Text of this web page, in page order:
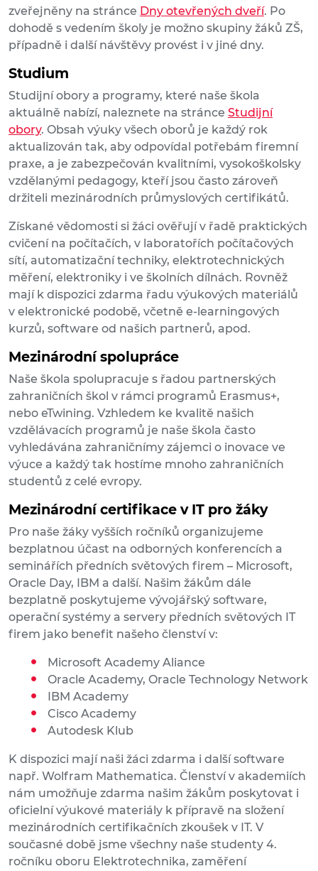
zveřejněny na stránce Dny otevřených dveří. Po
dohodě s vedením školy je možno skupiny žáků ZŠ,
případně i další návštěvy provést i v jiné dny.
Studium
Studijní obory a programy, které naše škola
aktuálně nabízí, naleznete na stránce Studijní
obory. Obsah výuky všech oborů je každý rok
aktualizován tak, aby odpovídal potřebám firemní
praxe, a je zabezpečován kvalitními, vysokoškolsky
vzdělanými pedagogy, kteří jsou často zároveň
držiteli mezinárodních průmyslových certifikátů.
Získané vědomosti si žáci ověřují v řadě praktických
cvičení na počítačích, v laboratořích počítačových
sítí, automatizační techniky, elektrotechnických
měření, elektro­niky i ve školních dílnách. Rovněž
mají k dispozici zdarma řadu výukových materiálů
v elektronické podobě, včetně e-learningových
kurzů, software od našich partnerů, apod.
Mezinárodní spolupráce
Naše škola spolupracuje s řadou partnerských
zahraničních škol v rámci programů Erasmus+,
nebo eTwining. Vzhledem ke kvalitě našich
vzdělávacích programů je naše škola často
vyhledávána zahraničnímy zájemci o inovace ve
výuce a každý tak hostíme mnoho zahraničních
studentů z celé evropy.
Mezinárodní certifikace v IT pro žáky
Pro naše žáky vyšších ročníků organizujeme
bezplatnou účast na odborných konferencích a
seminářích předních světových firem – Microsoft,
Oracle Day, IBM a další. Našim žákům dále
bezplatně poskytujeme vývojářský software,
operační systémy a servery předních světových IT
firem jako benefit našeho členství v:
Microsoft Academy Aliance
Oracle Academy, Oracle Technology Network
IBM Academy
Cisco Academy
Autodesk Klub
K dispozici mají naši žáci zdarma i další software
např. Wolfram Mathematica. Členství v akademiích
nám umožňuje zdarma našim žákům poskytovat i
oficielní výukové materiály k přípravě na složení
mezinárodních certifikačních zkoušek v IT. V
současné době jsme všechny naše studenty 4.
ročníku oboru Elektrotechnika, zaměření